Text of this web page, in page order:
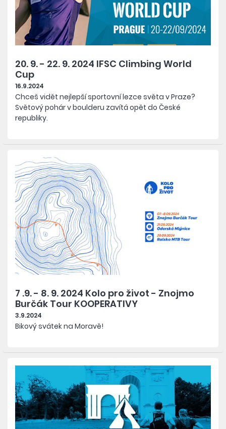
20. 9. - 22. 9. 2024 IFSC Climbing World
Cup
16.9.2024
Chceš vidět nejlepší sportovní lezce světa v Praze?
Světový pohár v boulderu zavítá opět do České
republiky.
7 .9. - 8. 9. 2024 Kolo pro život - Znojmo
Burčák Tour KOOPERATIVY
3.9.2024
Bikový svátek na Moravě!